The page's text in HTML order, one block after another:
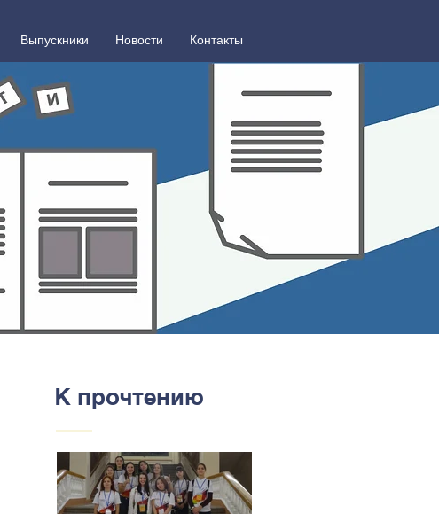
Выпускники Новости Контакты
К прочтению